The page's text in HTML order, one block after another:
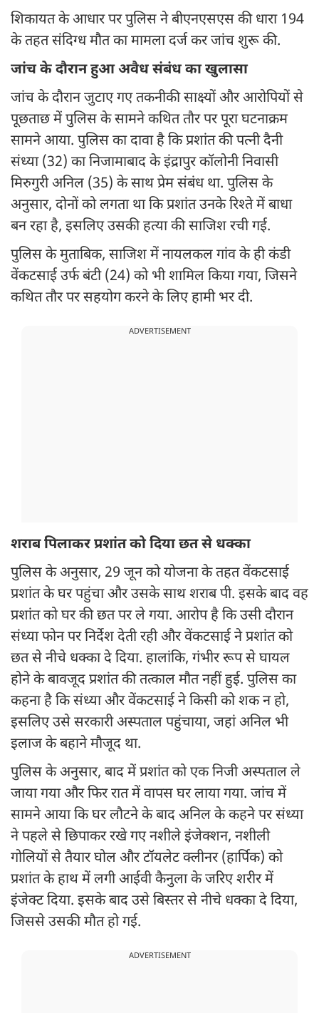
शिकायत के आधार पर पुलिस ने बीएनएसएस की धारा 194
के तहत संदिग्ध मौत का मामला दर्ज कर जांच शुरू की.
जांच के दौरान हुआ अवैध संबंध का खुलासा
जांच के दौरान जुटाए गए तकनीकी साक्ष्यों और आरोपियों से
पूछताछ में पुलिस के सामने कथित तौर पर पूरा घटनाक्रम
सामने आया. पुलिस का दावा है कि प्रशांत की पत्नी दैनी
संध्या (32) का निजामाबाद के इंद्रापुर कॉलोनी निवासी
मिरुगुरी अनिल (35) के साथ प्रेम संबंध था. पुलिस के
अनुसार, दोनों को लगता था कि प्रशांत उनके रिश्ते में बाधा
बन रहा है, इसलिए उसकी हत्या की साजिश रची गई.
पुलिस के मुताबिक, साजिश में नायलकल गांव के ही कंडी
वेंकटसाई उर्फ बंटी (24) को भी शामिल किया गया, जिसने
कथित तौर पर सहयोग करने के लिए हामी भर दी.
ADVERTISEMENT
शराब पिलाकर प्रशांत को दिया छत से धक्का
पुलिस के अनुसार, 29 जून को योजना के तहत वेंकटसाई
प्रशांत के घर पहुंचा और उसके साथ शराब पी. इसके बाद वह
प्रशांत को घर की छत पर ले गया. आरोप है कि उसी दौरान
संध्या फोन पर निर्देश देती रही और वेंकटसाई ने प्रशांत को
छत से नीचे धक्का दे दिया. हालांकि, गंभीर रूप से घायल
होने के बावजूद प्रशांत की तत्काल मौत नहीं हुई. पुलिस का
कहना है कि संध्या और वेंकटसाई ने किसी को शक न हो,
इसलिए उसे सरकारी अस्पताल पहुंचाया, जहां अनिल भी
इलाज के बहाने मौजूद था.
पुलिस के अनुसार, बाद में प्रशांत को एक निजी अस्पताल ले
जाया गया और फिर रात में वापस घर लाया गया. जांच में
सामने आया कि घर लौटने के बाद अनिल के कहने पर संध्या
ने पहले से छिपाकर रखे गए नशीले इंजेक्शन, नशीली
गोलियों से तैयार घोल और टॉयलेट क्लीनर (हार्पिक) को
प्रशांत के हाथ में लगी आईवी कैनुला के जरिए शरीर में
इंजेक्ट दिया. इसके बाद उसे बिस्तर से नीचे धक्का दे दिया,
जिससे उसकी मौत हो गई.
ADVERTISEMENT